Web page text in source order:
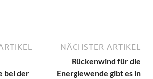
bei der
NÄCHSTER ARTIKEL
Rückenwind für die
Energiewende gibt es in